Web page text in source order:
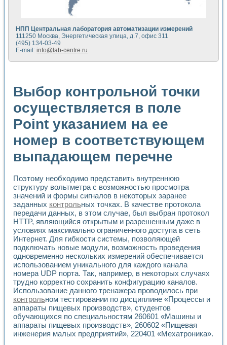
Исследование возможности создания экономичного
Исследование кинетики движения макрочастиц в
Метод прогнозирования свойств дисперсных продуктов
Недорогая система управления сверхпроводящим
Применение технологий NI в курсе экспериментальной
Расчет переноса аэрозоля и выпадения осадка в
Применение NI VISION для геометрического анализа в
Система температурной стабилизации
Управление движением с помощью программно -
Определение параметров всплывающих газовых
Система управления асинхронным тиристорным
Лазерный профилометр
Применение средств NATIONAL INSTRUMENTS для
Разработка автоматизированного стенда для
Высокочувствительные оптоэлектронные
Установка для измерения диэлектрических свойств
Исследование кинетики зарождения и развития
Лабораторный электрический импедансный томограф на
Микрозондовая система для характеризации
Метод траекторий в исследовании
Промышленная автоматизация
Автоматизация технологических процессов получения
Использование систем технического зрения для контроля
Исследование электромагнитных переходных процессов
Применение LabVIEW при разработке обучающих
Разработка виртуальных тренажеров путем
Система блокировок, сигнализации и защиты ускорителя
Система сбора данных и управления процессом
Управление температурой газовой среды специальной
Разработка программного обеспечения с
Использование технологий NATIONAL INSTRUMENTS
НПП Центральная лаборатория автоматизации измерений
111250 Москва, Энергетическая улица, д.7, офис 311
(495) 134-03-49
E-mail: info@lab-centre.ru
Выбор контрольной точки
осуществляется в поле
Point указанием на ее
номер в соответствующем
выпадающем перечне
Поэтому необходимо представить внутреннюю
структуру вольтметра с возможностью просмотра
значений и формы сигналов в некоторых заранее
заданных контрольных точках. В качестве протокола
передачи данных, в этом случае, был выбран протокол
HTTP, являющийся открытым и разрешенным даже в
условиях максимально ограниченного доступа в сеть
Интернет. Для гибкости системы, позволяющей
подключать новые модули, возможность проведения
одновременно нескольких измерений обеспечивается
использованием уникального для каждого канала
номера UDP порта. Так, например, в некоторых случаях
трудно корректно сохранить конфигурацию каналов.
Использование данного тренажера проводилось при
контрольном тестировании по дисциплине «Процессы и
аппараты пищевых производств», студентов
обучающихся по специальностям 260601 «Машины и
аппараты пищевых производств», 260602 «Пищевая
инженерия малых предприятий», 220401 «Мехатроника».